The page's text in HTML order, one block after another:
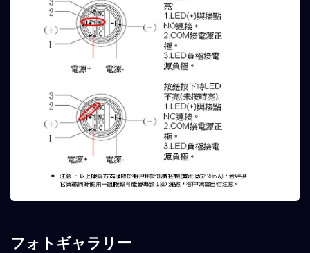
フォトギャラリー